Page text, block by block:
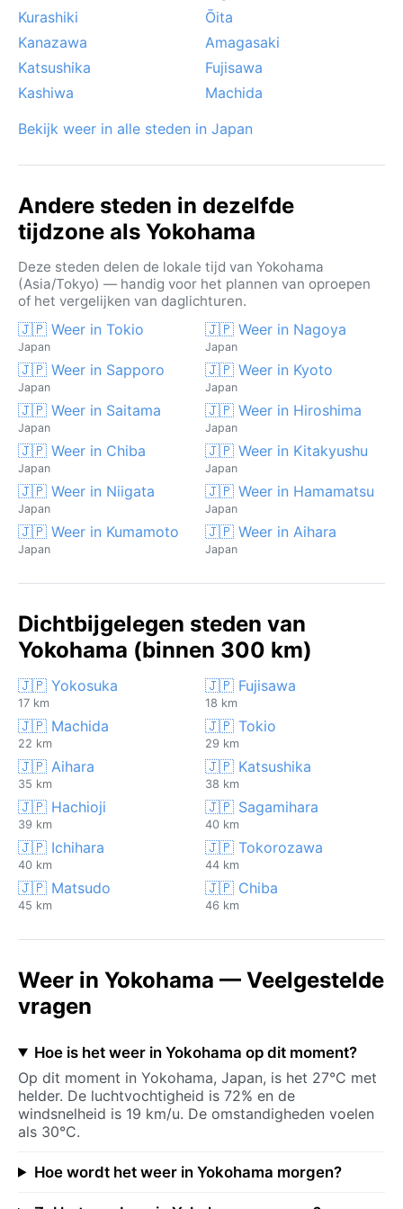
Kurashiki
Ōita
Kanazawa
Amagasaki
Katsushika
Fujisawa
Kashiwa
Machida
Bekijk weer in alle steden in Japan
Andere steden in dezelfde
tijdzone als Yokohama
Deze steden delen de lokale tijd van Yokohama
(Asia/Tokyo) — handig voor het plannen van oproepen
of het vergelijken van daglichturen.
🇯🇵 Weer in Tokio
Japan
🇯🇵 Weer in Nagoya
Japan
🇯🇵 Weer in Sapporo
Japan
🇯🇵 Weer in Kyoto
Japan
🇯🇵 Weer in Saitama
Japan
🇯🇵 Weer in Hiroshima
Japan
🇯🇵 Weer in Chiba
Japan
🇯🇵 Weer in Kitakyushu
Japan
🇯🇵 Weer in Niigata
Japan
🇯🇵 Weer in Hamamatsu
Japan
🇯🇵 Weer in Kumamoto
Japan
🇯🇵 Weer in Aihara
Japan
Dichtbijgelegen steden van
Yokohama (binnen 300 km)
🇯🇵 Yokosuka
17 km
🇯🇵 Fujisawa
18 km
🇯🇵 Machida
22 km
🇯🇵 Tokio
29 km
🇯🇵 Aihara
35 km
🇯🇵 Katsushika
38 km
🇯🇵 Hachioji
39 km
🇯🇵 Sagamihara
40 km
🇯🇵 Ichihara
40 km
🇯🇵 Tokorozawa
44 km
🇯🇵 Matsudo
45 km
🇯🇵 Chiba
46 km
Weer in Yokohama — Veelgestelde
vragen
Hoe is het weer in Yokohama op dit moment?
Op dit moment in Yokohama, Japan, is het 27°C met
helder. De luchtvochtigheid is 72% en de
windsnelheid is 19 km/u. De omstandigheden voelen
als 30°C.
Hoe wordt het weer in Yokohama morgen?